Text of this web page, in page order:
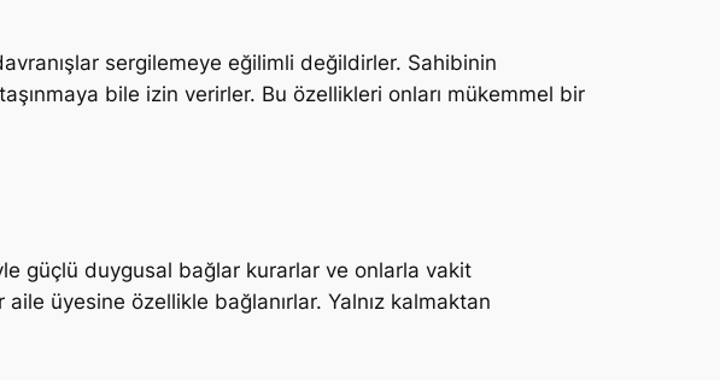
sergilemeye eğilimli değildirler. Sahibinin
bile izin verirler. Bu özellikleri onları mükemmel bir
güçlü duygusal bağlar kurarlar ve onlarla vakit
üyesine özellikle bağlanırlar. Yalnız kalmaktan